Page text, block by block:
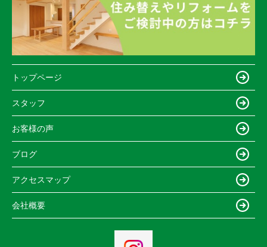
トップページ
スタッフ
お客様の声
ブログ
アクセスマップ
会社概要